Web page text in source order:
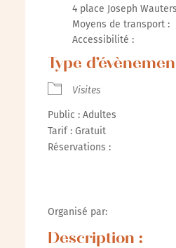
4 place Joseph
Moyens de transport :
Accessibilité :
Type
Visites
Public : Adultes
Tarif : Gratuit
Réservations :
Organisé par:
Description :